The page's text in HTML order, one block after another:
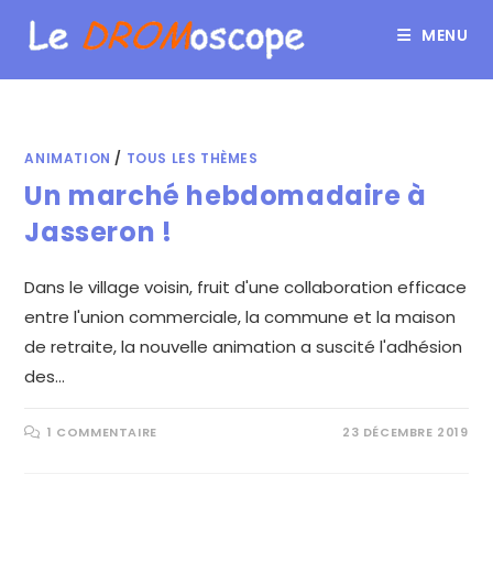
MENU
ANIMATION / TOUS LES THÈMES
Un marché hebdomadaire à
Jasseron !
Dans le village voisin, fruit d'une collaboration efficace
entre l'union commerciale, la commune et la maison
de retraite, la nouvelle animation a suscité l'adhésion
des…
1 COMMENTAIRE 23 DÉCEMBRE 2019